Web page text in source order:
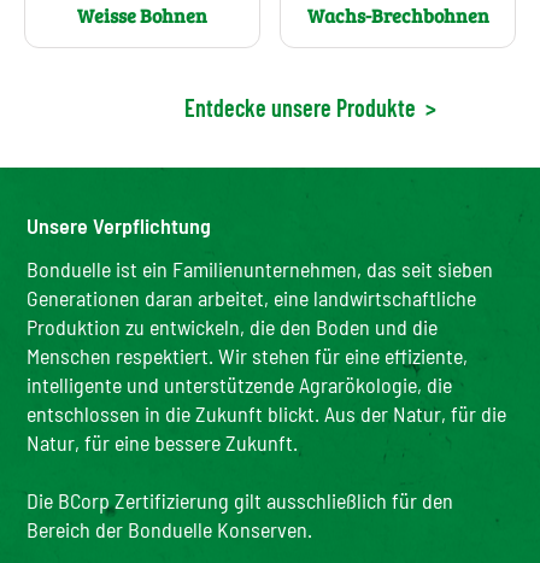
Weisse Bohnen Wachs-Brechbohnen
Entdecke unsere Produkte >
Unsere Verpflichtung
Bonduelle ist ein Familienunternehmen, das seit sieben
Generationen daran arbeitet, eine landwirtschaftliche
Produktion zu entwickeln, die den Boden und die
Menschen respektiert. Wir stehen für eine effiziente,
intelligente und unterstützende Agrarökologie, die
entschlossen in die Zukunft blickt. Aus der Natur, für die
Natur, für eine bessere Zukunft.
Die BCorp Zertifizierung gilt ausschließlich für den
Bereich der Bonduelle Konserven.